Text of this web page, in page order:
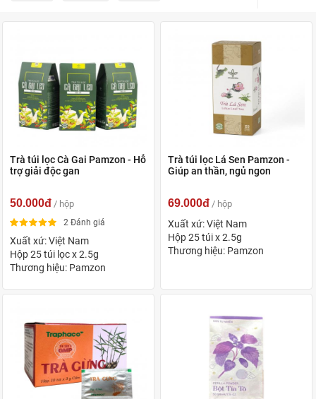
Trà túi lọc Cà Gai Pamzon - Hỗ
trợ giải độc gan
50.000đ / hộp
2 Đánh giá
Xuất xứ: Việt Nam
Hộp 25 túi lọc x 2.5g
Thương hiệu: Pamzon
Trà túi lọc Lá Sen Pamzon -
Giúp an thần, ngủ ngon
69.000đ / hộp
Xuất xứ: Việt Nam
Hộp 25 túi x 2.5g
Thương hiệu: Pamzon